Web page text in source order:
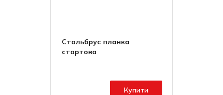
Стальбрус планка
стартова
Купити